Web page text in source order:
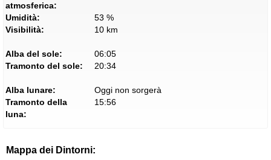
atmosferica:
Umidità:
53 %
Visibilità:
10 km
Alba del sole:
06:05
Tramonto del sole:
20:34
Alba lunare:
Oggi non sorgerà
Tramonto della
luna:
15:56
Mappa dei Dintorni: